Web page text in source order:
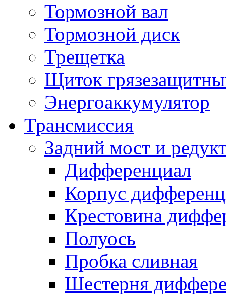
Тормозной вал
Тормозной диск
Трещетка
Щиток
Энергоаккумулятор
Трансмиссия
Задний мост и
Дифференциал
Корпус
Крестовина
Полуось
Пробка сливная
Шестерня